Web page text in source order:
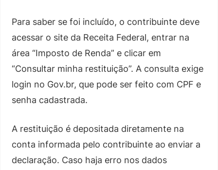
Para saber se foi incluído, o contribuinte deve
acessar o site da Receita Federal, entrar na
área “Imposto de Renda” e clicar em
“Consultar minha restituição”. A consulta exige
login no Gov.br, que pode ser feito com CPF e
senha cadastrada.
A restituição é depositada diretamente na
conta informada pelo contribuinte ao enviar a
declaração. Caso haja erro nos dados